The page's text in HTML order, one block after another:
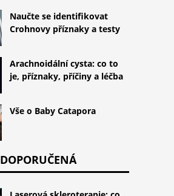
Naučte se identifikovat
Crohnovy příznaky a testy
Arachnoidální cysta: co to
je, příznaky, příčiny a léčba
Vše o Baby Catapora
DOPORUČENÁ